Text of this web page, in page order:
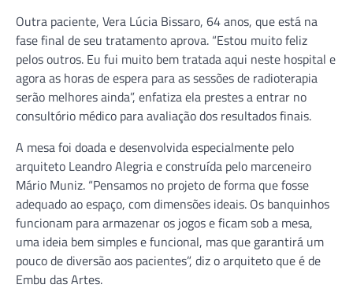
Outra paciente, Vera Lúcia Bissaro, 64 anos, que está na
fase final de seu tratamento aprova. “Estou muito feliz
pelos outros. Eu fui muito bem tratada aqui neste hospital e
agora as horas de espera para as sessões de radioterapia
serão melhores ainda”, enfatiza ela prestes a entrar no
consultório médico para avaliação dos resultados finais.
A mesa foi doada e desenvolvida especialmente pelo
arquiteto Leandro Alegria e construída pelo marceneiro
Mário Muniz. “Pensamos no projeto de forma que fosse
adequado ao espaço, com dimensões ideais. Os banquinhos
funcionam para armazenar os jogos e ficam sob a mesa,
uma ideia bem simples e funcional, mas que garantirá um
pouco de diversão aos pacientes”, diz o arquiteto que é de
Embu das Artes.